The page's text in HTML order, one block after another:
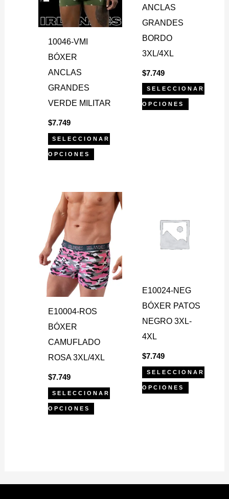
10046-VMI
BÓXER
ANCLAS
GRANDES
VERDE MILITAR
$7.749
SELECCIONAR
OPCIONES
pueden
elegir
producto
ANCLAS
GRANDES
BORDO
3XL/4XL
$7.749
SELECCIONAR
OPCIONES
de
producto
E10004-ROS
BÓXER
CAMUFLADO
ROSA 3XL/4XL
$7.749
SELECCIONAR
OPCIONES
Este
producto
tiene
múltiples
variantes.
Las
opciones
se
elegir
en
de
producto
E10024-NEG
BÓXER PATOS
NEGRO 3XL-
4XL
$7.749
SELECCIONAR
OPCIONES
tiene
múltiples
opciones
se
pueden
la
página